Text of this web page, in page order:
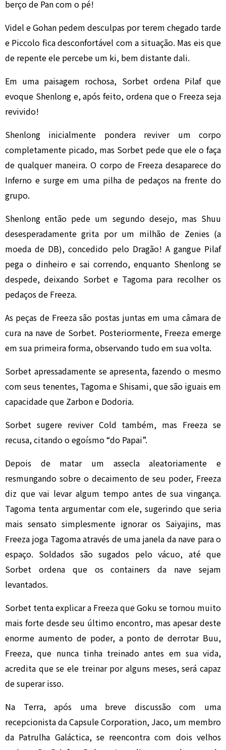
berço de Pan com o pé!
Videl e Gohan pedem desculpas por terem chegado tarde
e Piccolo fica desconfortável com a situação. Mas eis que
de repente ele percebe um ki, bem distante dali.
Em uma paisagem rochosa, Sorbet ordena Pilaf que
evoque Shenlong e, após feito, ordena que o Freeza seja
revivido!
Shenlong inicialmente pondera reviver um corpo
completamente picado, mas Sorbet pede que ele o faça
de qualquer maneira. O corpo de Freeza desaparece do
Inferno e surge em uma pilha de pedaços na frente do
grupo.
Shenlong então pede um segundo desejo, mas Shuu
desesperadamente grita por um milhão de Zenies (a
moeda de DB), concedido pelo Dragão! A gangue Pilaf
pega o dinheiro e sai correndo, enquanto Shenlong se
despede, deixando Sorbet e Tagoma para recolher os
pedaços de Freeza.
As peças de Freeza são postas juntas em uma câmara de
cura na nave de Sorbet. Posteriormente, Freeza emerge
em sua primeira forma, observando tudo em sua volta.
Sorbet apressadamente se apresenta, fazendo o mesmo
com seus tenentes, Tagoma e Shisami, que são iguais em
capacidade que Zarbon e Dodoria.
Sorbet sugere reviver Cold também, mas Freeza se
recusa, citando o egoísmo “do Papai”.
Depois de matar um assecla aleatoriamente e
resmungando sobre o decaimento de seu poder, Freeza
diz que vai levar algum tempo antes de sua vingança.
Tagoma tenta argumentar com ele, sugerindo que seria
mais sensato simplesmente ignorar os Saiyajins, mas
Freeza joga Tagoma através de uma janela da nave para o
espaço. Soldados são sugados pelo vácuo, até que
Sorbet ordena que os containers da nave sejam
levantados.
Sorbet tenta explicar a Freeza que Goku se tornou muito
mais forte desde seu último encontro, mas apesar deste
enorme aumento de poder, a ponto de derrotar Buu,
Freeza, que nunca tinha treinado antes em sua vida,
acredita que se ele treinar por alguns meses, será capaz
de superar isso.
Na Terra, após uma breve discussão com uma
recepcionista da Capsule Corporation, Jaco, um membro
da Patrulha Galáctica, se reencontra com dois velhos